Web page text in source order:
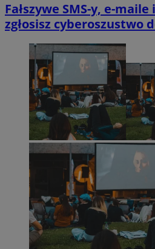
Fałszywe SMS-y, e-
zgłosisz cyberoszustwo